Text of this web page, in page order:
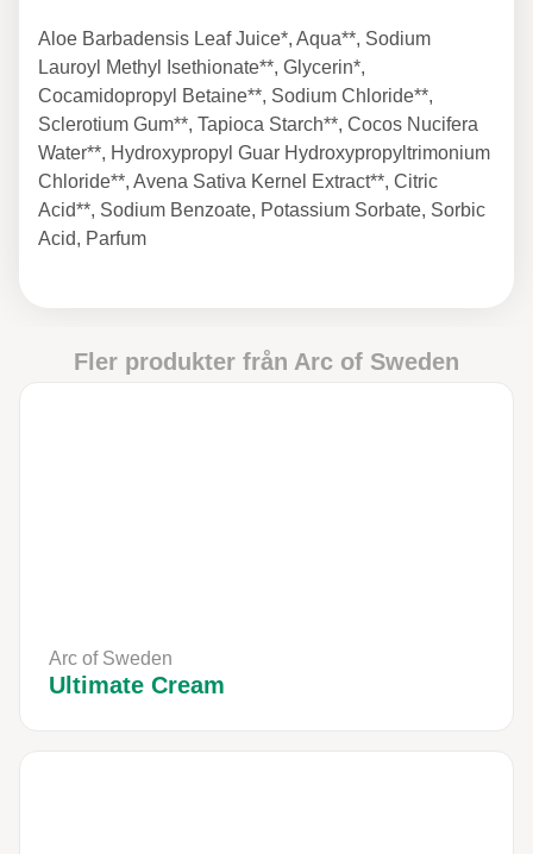
Aloe Barbadensis Leaf Juice*, Aqua**, Sodium
Lauroyl Methyl Isethionate**, Glycerin*,
Cocamidopropyl Betaine**, Sodium Chloride**,
Sclerotium Gum**, Tapioca Starch**, Cocos Nucifera
Water**, Hydroxypropyl Guar Hydroxypropyltrimonium
Chloride**, Avena Sativa Kernel Extract**, Citric
Acid**, Sodium Benzoate, Potassium Sorbate, Sorbic
Acid, Parfum
Fler produkter från Arc of Sweden
Arc of Sweden
Ultimate Cream